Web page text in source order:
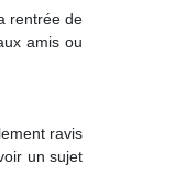
rentrée de
amis ou
ravis
un sujet